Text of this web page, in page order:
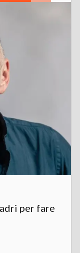
per fare